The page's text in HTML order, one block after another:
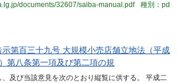
documents/32607/saiba-manual.pdf
種別：pd
第百三十九号 大規模小売店舗立地法（平成
第八条第一項及び第二項の規
及び当該意見を次のとおり縦覧に供する。 平成二